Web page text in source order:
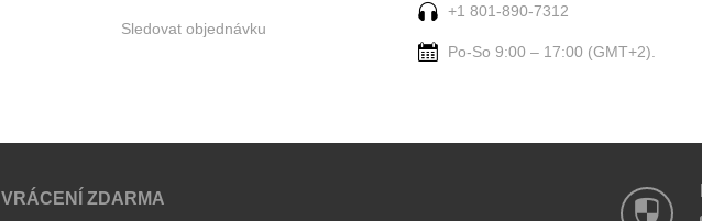
Sledovat objednávku
+1 801-890-7312
Po-So 9:00 – 17:00 (GMT+2).
VRÁCENÍ ZDARMA